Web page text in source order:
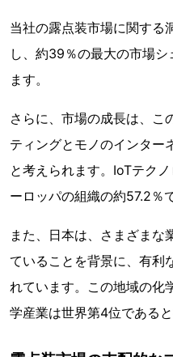
当社の露点装市場に関する
し、約39％の最大の市場
ます。
さらに、市場の成長は、こ
ティングとモノのインター
と考えられます。IoTテク
ーロッパの組織の約57.2％
また、日本は、さまざまな
ていることを背景に、有利
れています。この地域の化
学産業は世界第4位である